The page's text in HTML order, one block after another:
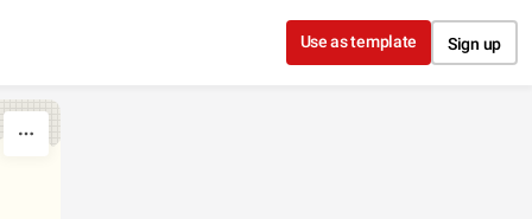
Use as template Sign up